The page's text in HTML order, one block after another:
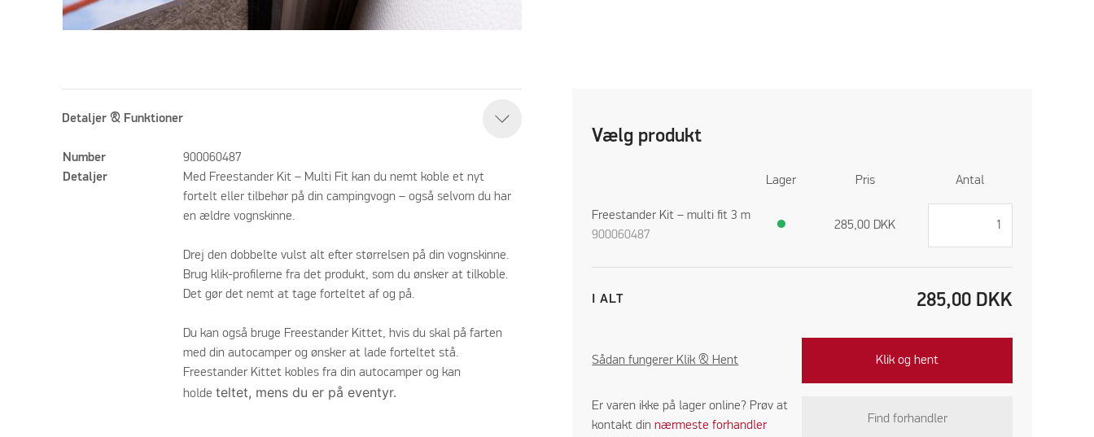
Vælg produkt
Lager Pris Antal
Freestander Kit – multi fit 3 m
900060487
● 285,00 DKK
I ALT 285,00 DKK
Sådan fungerer Klik & Hent Klik og hent
Er varen ikke på lager online? Prøv at
kontakt dinnærmeste forhandler
Find forhandler
Detaljer & Funktioner
Number
900060487
Detaljer
Med Freestander Kit – Multi Fit kan du nemt koble et nyt
fortelt eller tilbehør på din campingvogn – også selvom du har
en ældre vognskinne.
Drej den dobbelte vulst alt efter størrelsen på din vognskinne.
Brug klik-profilerne fra det produkt, som du ønsker at tilkoble.
Det gør det nemt at tage forteltet af og på.
Du kan også bruge Freestander Kittet, hvis du skal på farten
med din autocamper og ønsker at lade forteltet stå.
Freestander Kittet kobles fra din autocamper og kan
holdeteltet, mens du er på eventyr.